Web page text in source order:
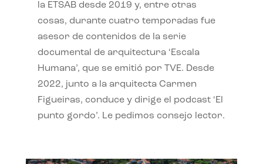
la ETSAB desde 2019 y, entre otras
cosas, durante cuatro temporadas fue
asesor de contenidos de la serie
documental de arquitectura ‘Escala
Humana’, que se emitió por TVE. Desde
2022, junto a la arquitecta Carmen
Figueiras, conduce y dirige el podcast ‘El
punto gordo’. Le pedimos consejo lector.